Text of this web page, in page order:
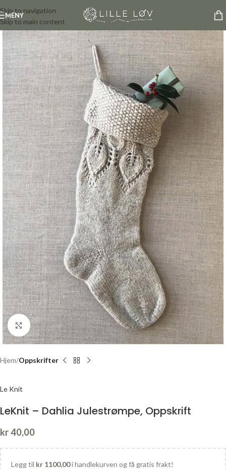
Skip to navigation
Skip to main content
MENY
Click to enlarge
Hjem Oppskrifter
Le Knit
LeKnit – Dahlia Julestrømpe, Oppskrift
kr40,00
Legg til kr 1100,00i handlekurven og få gratis frakt!